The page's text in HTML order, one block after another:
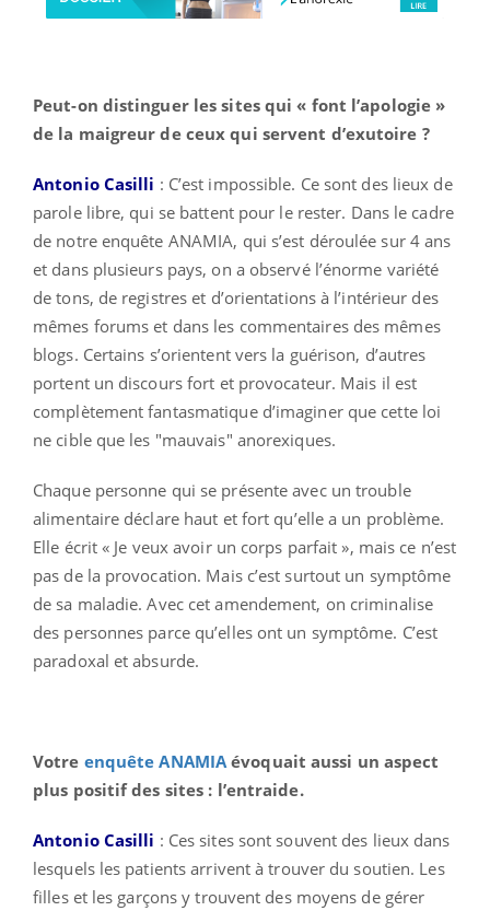
Peut-on distinguer les sites qui « font l’apologie »
de la maigreur de ceux qui servent d’exutoire ?
Antonio Casilli : C’est impossible. Ce sont des lieux de
parole libre, qui se battent pour le rester. Dans le cadre
de notre enquête ANAMIA, qui s’est déroulée sur 4 ans
et dans plusieurs pays, on a observé l’énorme variété
de tons, de registres et d’orientations à l’intérieur des
mêmes forums et dans les commentaires des mêmes
blogs. Certains s’orientent vers la guérison, d’autres
portent un discours fort et provocateur. Mais il est
complètement fantasmatique d’imaginer que cette loi
ne cible que les "mauvais" anorexiques.
Chaque personne qui se présente avec un trouble
alimentaire déclare haut et fort qu’elle a un problème.
Elle écrit « Je veux avoir un corps parfait », mais ce n’est
pas de la provocation. Mais c’est surtout un symptôme
de sa maladie. Avec cet amendement, on criminalise
des personnes parce qu’elles ont un symptôme. C’est
paradoxal et absurde.
Votre enquête ANAMIAévoquait aussi un aspect
plus positif des sites : l’entraide.
Antonio Casilli : Ces sites sont souvent des lieux dans
lesquels les patients arrivent à trouver du soutien. Les
filles et les garçons y trouvent des moyens de gérer